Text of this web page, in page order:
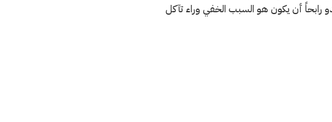
رابحاً أن يكون هو السبب الخفي وراء تآكل